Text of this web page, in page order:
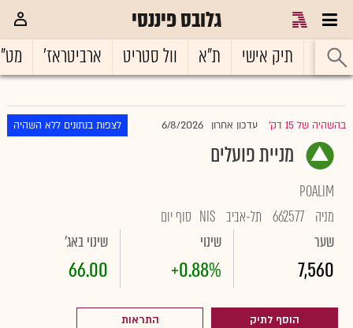
גלובס פיננסי
ראשי תיק אישי ת"א וול סטריט ארביטראז'
בהשהיה של 15 דק' עדכון אחרון 6/8/2026 לצפות בנתונים ללא השהיה
מניית פועלים
POALIM
מניה 662577 תל-אביב NIS סוף יום
שער
7,560
שינוי
+0.88%
שינוי באג'
66.00
הוסף לתיק התראות